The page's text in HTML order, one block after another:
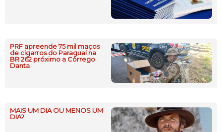
PRF apreende 75 mil maços
de cigarros do Paraguai na
BR 262 próximo a Córrego
Danta
MAIS UM DIA OU MENOS UM
DIA?